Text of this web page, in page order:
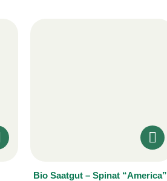
Bio Saatgut – Spinat “America”